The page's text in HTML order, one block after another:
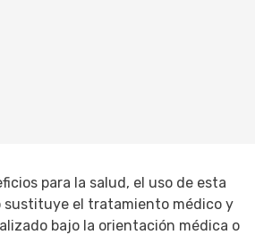
para la salud, el uso de esta
sustituye el tratamiento médico y
bajo la orientación médica o